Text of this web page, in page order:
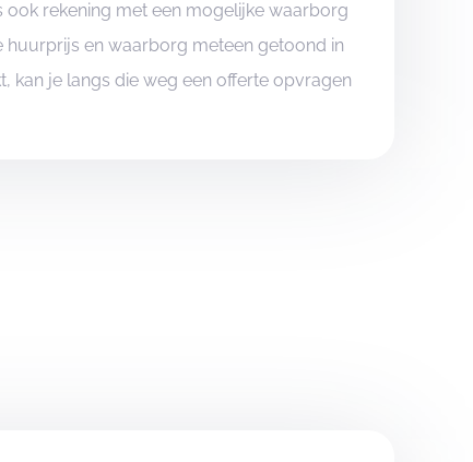
rekening met een mogelijke waarborg
huurprijs en waarborg meteen getoond in
kan je langs die weg een offerte opvragen